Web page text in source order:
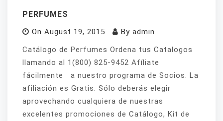
PERFUMES
On August 19, 2015 By admin
Catálogo de Perfumes Ordena tus Catalogos
llamando al 1(800) 825-9452 Afíliate
fácilmente a nuestro programa de Socios. La
afiliación es Gratis. Sólo deberás elegir
aprovechando cualquiera de nuestras
excelentes promociones de Catálogo, Kit de